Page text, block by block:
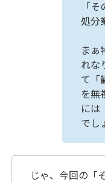
「
処分
まぁ
れな
て「
を無
には
でし
じゃ、今回の「